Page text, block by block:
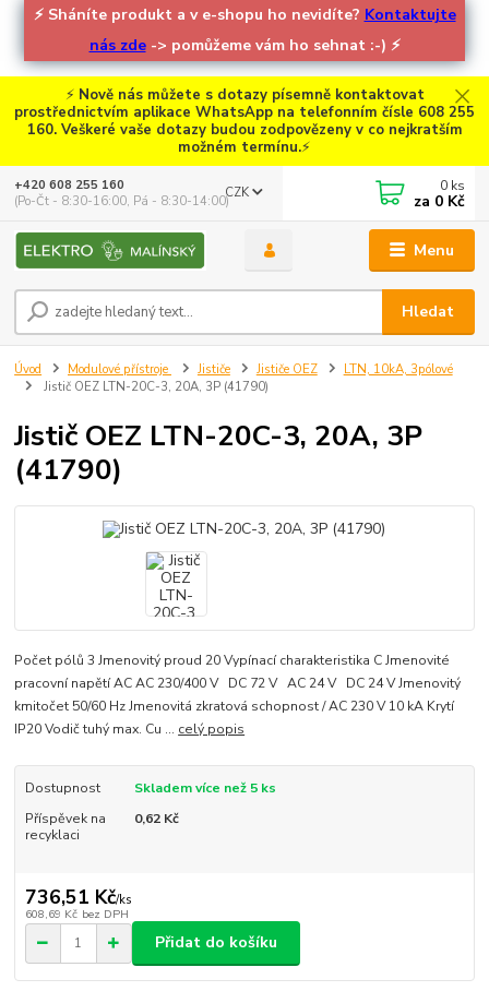
⚡ Sháníte produkt a v e-shopu ho nevidíte? Kontaktujte
nás zde-> pomůžeme vám ho sehnat :-) ⚡
⚡ Nově nás můžete s dotazy písemně kontaktovat
prostřednictvím aplikace WhatsApp na telefonním čísle 608 255
160. Veškeré vaše dotazy budou zodpovězeny v co nejkratším
možném termínu.⚡
Menu
CZK
Hledat
+420 608 255 160
(Po-Čt - 8:30-16:00, Pá - 8:30-14:00)
0 ks
za 0 Kč
Úvod Modulové přístroje Jističe Jističe OEZ
LTN, 10kA, 3pólové
Jistič OEZ LTN-20C-3, 20A, 3P (41790)
Jistič OEZ LTN-20C-3, 20A, 3P
(41790)
Počet pólů 3 Jmenovitý proud 20 Vypínací charakteristika C Jmenovité
pracovní napětí AC AC 230/400 V DC 72 V AC 24 V DC 24 V Jmenovitý
kmitočet 50/60 Hz Jmenovitá zkratová schopnost / AC 230 V 10 kA Krytí
IP20 Vodič tuhý max. Cu ... celý popis
Dostupnost
Skladem více než 5 ks
Příspěvek na
recyklaci
0,62 Kč
736,51 Kč/ks
608,69 Kč bez DPH
Přidat do košíku